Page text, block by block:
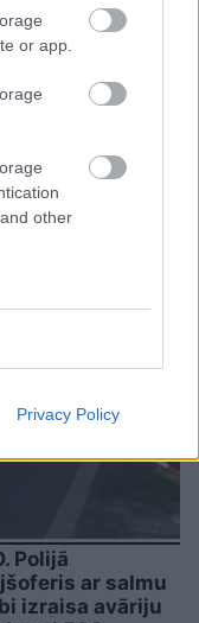
or app.
other
Privacy Policy
Polijā
ar salmu
izraisa avāriju